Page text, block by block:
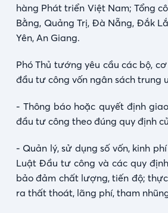
hàng Phát triển Việt Nam; Tổng
Bằng, Quảng Trị, Đà Nẵng, Đắk
Yên, An Giang.
Phó Thủ tướng yêu cầu các bộ,
đầu tư công vốn ngân sách trung
- Thông báo hoặc quyết định
đầu tư công theo đúng quy định
- Quản lý, sử dụng số vốn, kinh
Luật Đầu tư công và các quy
bảo đảm chất lượng, tiến độ;
ra thất thoát, lãng phí, tham